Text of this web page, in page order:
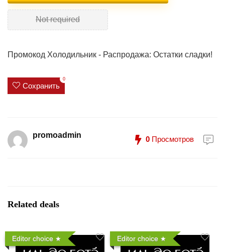
Not required
Промокод Холодильник - Распродажа: Остатки сладки!
Сохранить
0
promoadmin 0 Просмотров
Related deals
Editor choice Editor choice